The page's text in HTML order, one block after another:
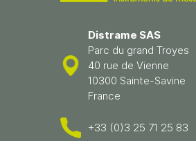
Distrame SAS
Parc du grand Troyes
40 rue de Vienne
10300 Sainte-Savine
France
+33 (0)3 25 71 25 83